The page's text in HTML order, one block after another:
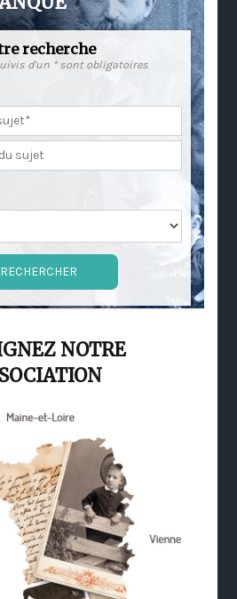
recherche
d'un * sont obligatoires
NOTRE